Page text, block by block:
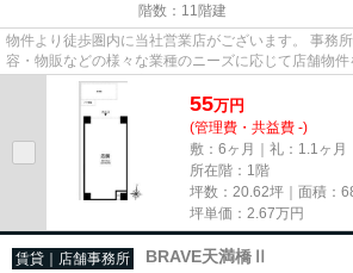
階数：11階建
物件より徒歩圏内に当社営業店がございます。 事務
容・物販などの様々な業種のニーズに応じて店舗物件
尚、弊社ではおとり広告は一切...
55万円
(管理費・共益費 -)
敷：6ヶ月｜礼：1.1ヶ月
所在階：1階
坪数：20.62坪｜面積：
坪単価： 2.67万円
賃貸｜店舗事務所 BRAVE天満橋Ⅱ